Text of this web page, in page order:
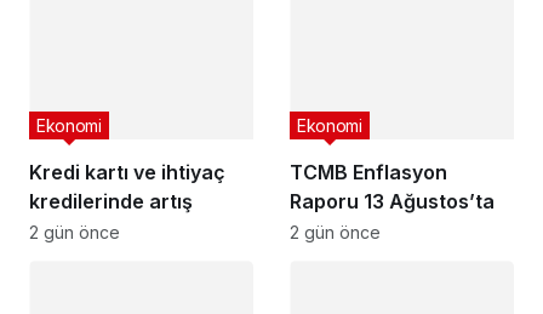
Kredi kartı ve ihtiyaç
kredilerinde artış
Ekonomi
2 gün önce
TCMB Enflasyon
Raporu 13 Ağustos’ta
Ekonomi
2 gün önce